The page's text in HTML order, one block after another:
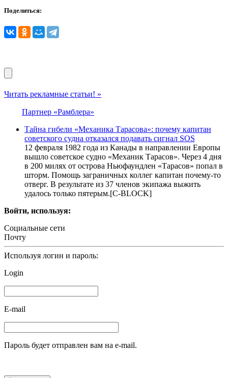
Поделиться:
Читать рекламные статьи! »
Партнер «Рамблера»
Тайна гибели «Механика Тарасова»: почему капитан
советского судна отказался подавать сигнал SOS
12 февраля 1982 года из Канады в направлении Европы
вышло советское судно «Механик Тарасов». Через 4 дня
в 200 милях от острова Ньюфаундлен «Тарасов» попал в
шторм. Помощь заграничных коллег капитан почему-то
отверг. В результате из 37 членов экипажа выжить
удалось только пятерым.[С-BLOCK]
Войти, используя:
Социальные сети
Почту
Используя логин и пароль:
Login
E-mail
Пароль будет отправлен вам на e-mail.